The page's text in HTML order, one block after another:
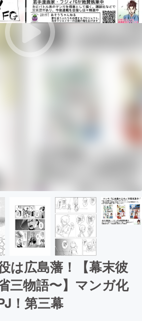
は広島藩！【幕末彼
三物語〜】マンガ化
！第三幕